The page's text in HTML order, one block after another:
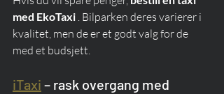
med EkoTaxi . Bilparken deres varierer i
kvalitet, men de er et godt valg for de
med et budsjett.
iTaxi – rask overgang med